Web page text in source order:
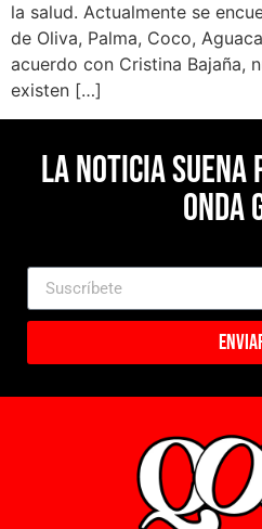
la salud. Actualmente se
de Oliva, Palma, Coco,
acuerdo con Cristina Bajaña,
existen […]
La noticia suena
Onda